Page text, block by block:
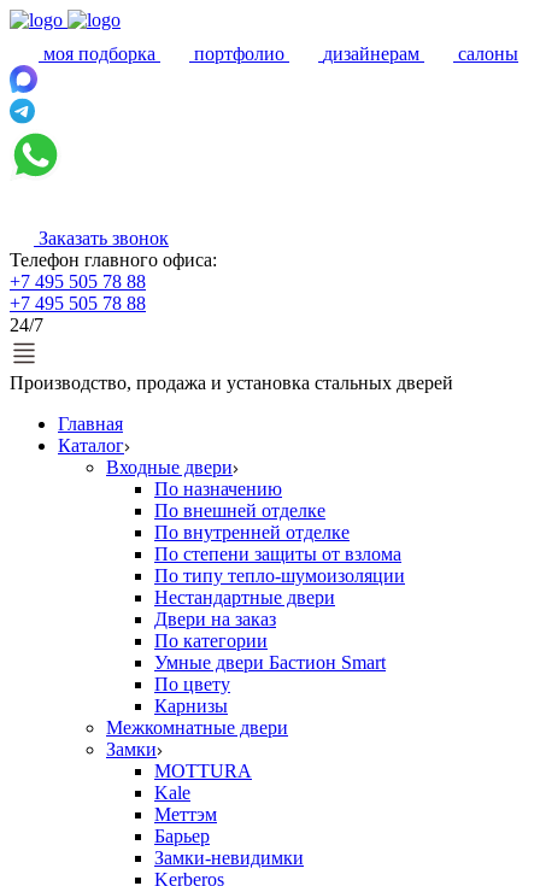
моя подборка портфолио дизайнерам салоны
Заказать звонок
Телефон главного офиса:
+7 495 505 78 88
+7 495 505 78 88
24/7
Производство, продажа и установка стальных дверей
Главная
Каталог
Входные двери
По назначению
По внешней отделке
По внутренней отделке
По степени защиты от взлома
По типу тепло-шумоизоляции
Нестандартные двери
Двери на заказ
По категории
Умные двери Бастион Smart
По цвету
Карнизы
Межкомнатные двери
Замки
MOTTURA
Kale
Меттэм
Барьер
Замки-невидимки
Kerberos